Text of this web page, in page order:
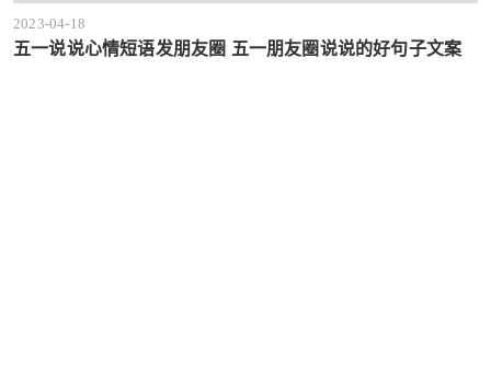
2023-04-18
五一说说心情短语发朋友圈 五一朋友圈说说的好句子文案